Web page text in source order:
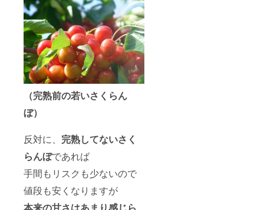
（完熟前の若いさくらん
ぼ）
反対に、 完熟してないさく
らんぼであれば
手間もリスクも少ないので
値段も安くなりますが